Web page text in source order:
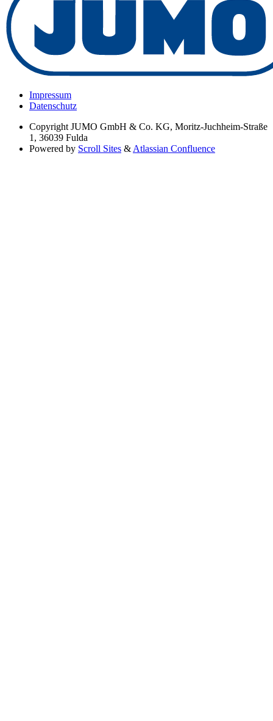
Impressum
Datenschutz
Copyright JUMO GmbH & Co. KG, Moritz-Juchheim-Straße
1, 36039 Fulda
Powered by Scroll Sites & Atlassian Confluence